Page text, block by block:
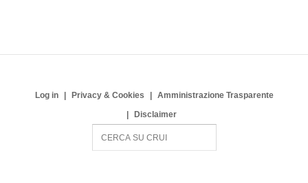
Log in Privacy & Cookies
Amministrazione Trasparente
Disclaimer